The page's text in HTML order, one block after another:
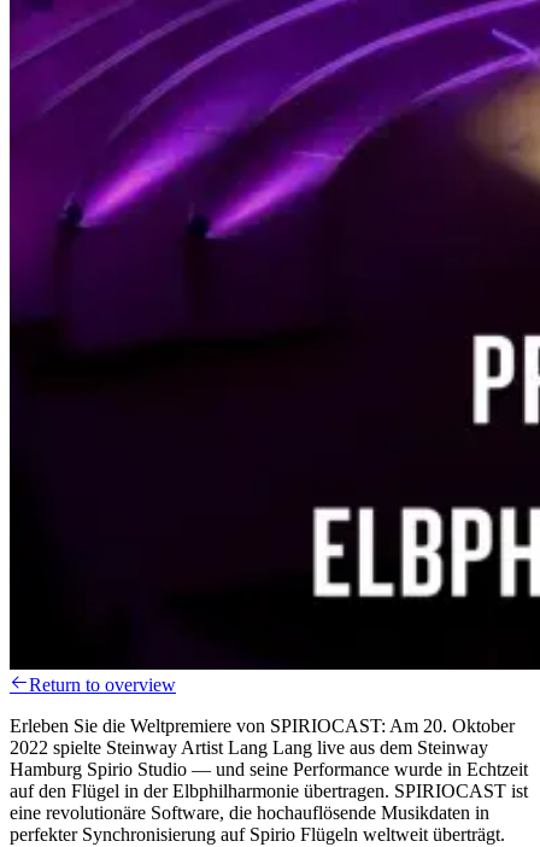
Return to overview
Erleben Sie die Weltpremiere von SPIRIOCAST: Am 20. Oktober
2022 spielte Steinway Artist Lang Lang live aus dem Steinway
Hamburg Spirio Studio — und seine Performance wurde in Echtzeit
auf den Flügel in der Elbphilharmonie übertragen. SPIRIOCAST ist
eine revolutionäre Software, die hochauflösende Musikdaten in
perfekter Synchronisierung auf Spirio Flügeln weltweit überträgt.